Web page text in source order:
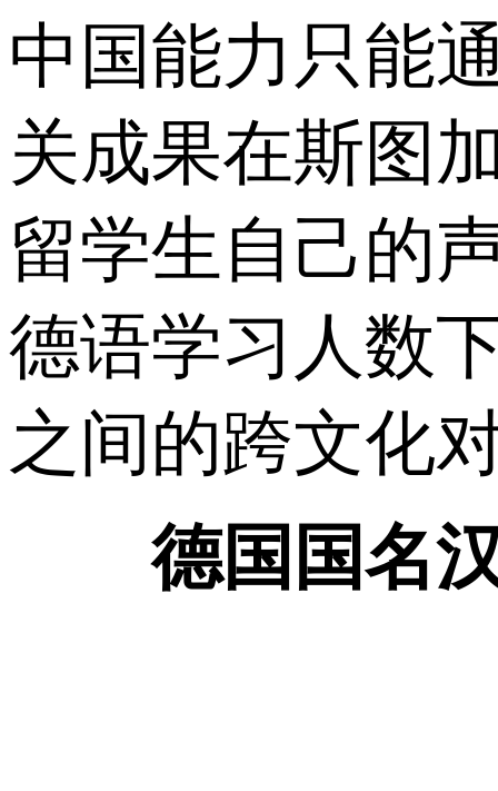
中国能力只能
关成果在斯图
留学生自己的
德语学习人数
之间的跨文化
德国国名